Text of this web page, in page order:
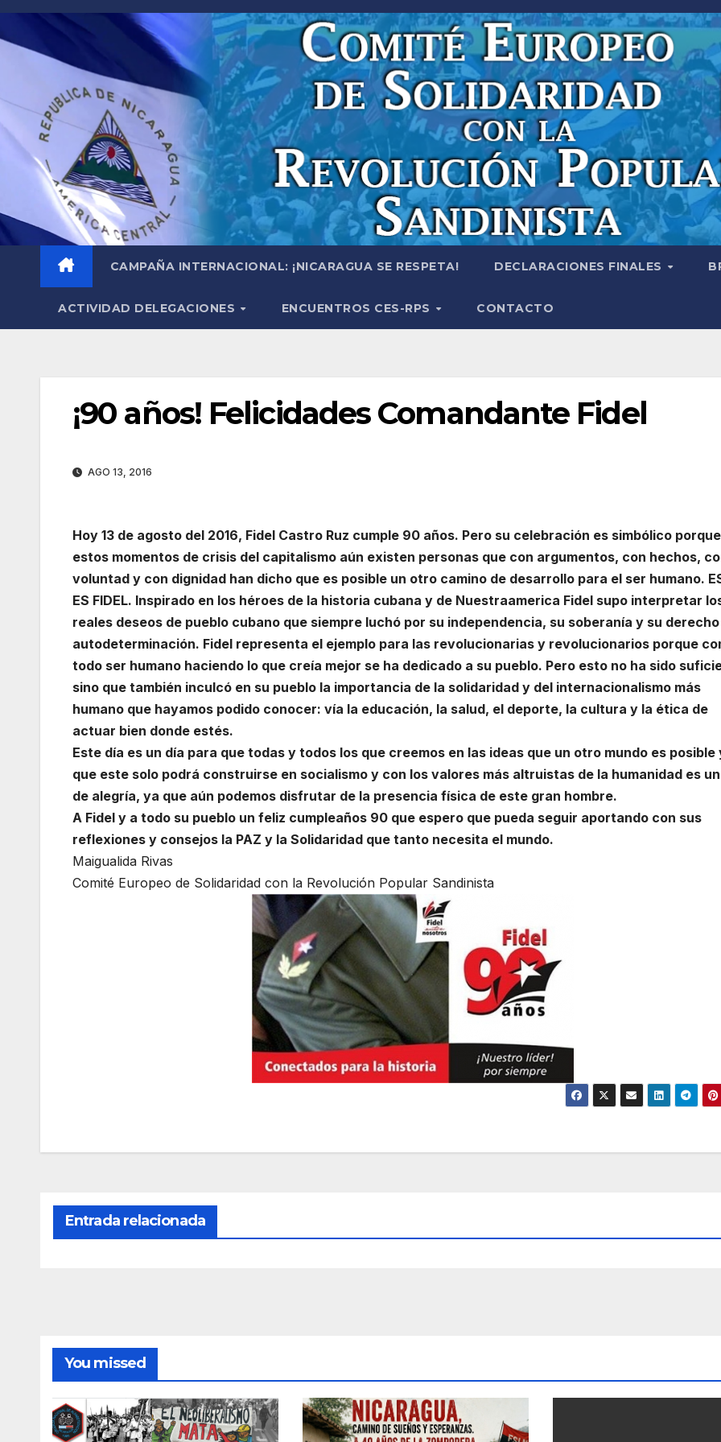
Saltar
al
contenido
CAMPAÑA INTERNACIONAL: ¡NICARAGUA SE RESPETA! DECLARACIONES FINALES
ACTIVIDAD DELEGACIONES ENCUENTROS CES-RPS CONTACTO
¡90 años! Felicidades Comandante Fidel
AGO 13, 2016
Hoy 13 de agosto del 2016, Fidel Castro Ruz cumple 90 años. Pero su celebración es simbólico
estos momentos de crisis del capitalismo aún existen personas que con argumentos, con hechos,
voluntad y con dignidad han dicho que es posible un otro camino de desarrollo para el ser humano.
ES FIDEL. Inspirado en los héroes de la historia cubana y de Nuestraamerica Fidel supo interpretar
reales deseos de pueblo cubano que siempre luchó por su independencia, su soberanía y su derecho
autodeterminación. Fidel representa el ejemplo para las revolucionarias y revolucionarios porque
todo ser humano haciendo lo que creía mejor se ha dedicado a su pueblo. Pero esto no ha sido
sino que también inculcó en su pueblo la importancia de la solidaridad y del internacionalismo más
humano que hayamos podido conocer: vía la educación, la salud, el deporte, la cultura y la ética de
actuar bien donde estés.
Este día es un día para que todas y todos los que creemos en las ideas que un otro mundo es posible
que este solo podrá construirse en socialismo y con los valores más altruistas de la humanidad es
de alegría, ya que aún podemos disfrutar de la presencia física de este gran hombre.
A Fidel y a todo su pueblo un feliz cumpleaños 90 que espero que pueda seguir aportando con sus
reflexiones y consejos la PAZ y la Solidaridad que tanto necesita el mundo.
Maigualida Rivas
Comité Europeo de Solidaridad con la Revolución Popular Sandinista
Entrada relacionada
You missed